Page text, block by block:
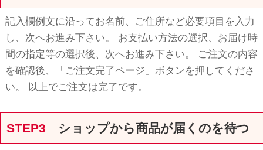
記入欄例文に沿ってお名前、ご住所など必要項目を入力
し、次へお進み下さい。 お支払い方法の選択、お届け時
間の指定等の選択後、次へお進み下さい。 ご注文の内容
を確認後、「ご注文完了ページ」ボタンを押してくださ
い。 以上でご注文は完了です。
STEP3 ショップから商品が届くのを待つ